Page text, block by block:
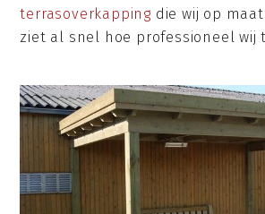
terrasoverkapping die wij op
ziet al snel hoe professioneel wij